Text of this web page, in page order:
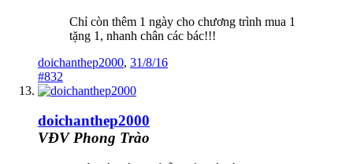
Chỉ còn thêm 1 ngày cho chương trình mua 1
tặng 1, nhanh chân các bác!!!
doichanthep2000, 31/8/16
#832
doichanthep2000
VĐV Phong Trào